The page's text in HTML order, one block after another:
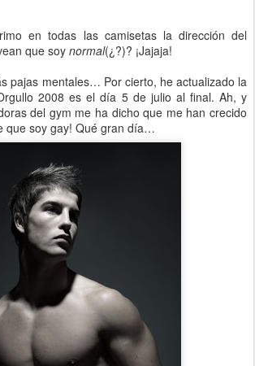
en todas las camisetas la dirección del
que soy normal(¿?)? ¡Jajaja!
pajas mentales… Por cierto, he actualizado la
2008 es el día 5 de julio al final. Ah, y
del gym me ha dicho que me han crecido
que soy gay! Qué gran día…